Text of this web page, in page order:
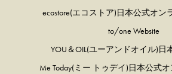
ecostore(エコストア)日本公式オン
to/one Website
YOU＆OIL(ユーアンドオイル)日
Me Today(ミー トゥデイ)日本公式